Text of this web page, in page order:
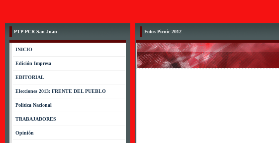
PTP-PCR San Juan
INICIO
Edición Impresa
EDITORIAL
Elecciones 2013: FRENTE DEL PUEBLO
Política Nacional
TRABAJADORES
Opinión
Fotos Picnic 2012